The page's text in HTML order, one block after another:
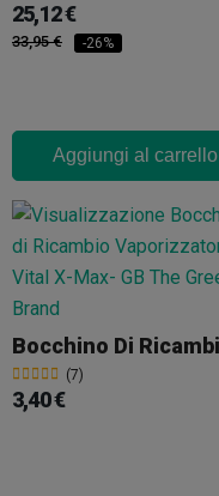
25,12 €
33,95 € -26%
Aggiungi al carrello
(7)
3,40 €